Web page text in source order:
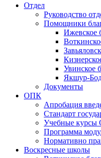
Отдел
Руководство
Помощники
Ижевское
Увинское
Якшур-
Документы
ОПК
Апробация
Стандарт
Учебные
Программа
Нормативно
Воскресные школы